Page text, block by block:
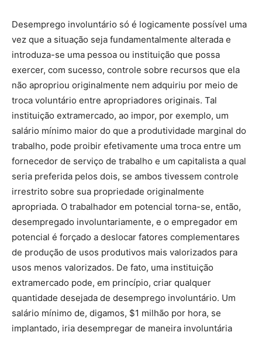
Desemprego involuntário só é logicamente possível uma
vez que a situação seja fundamentalmente alterada e
introduza-se uma pessoa ou instituição que possa
exercer, com sucesso, controle sobre recursos que ela
não apropriou originalmente nem adquiriu por meio de
troca voluntário entre apropriadores originais. Tal
instituição extramercado, ao impor, por exemplo, um
salário mínimo maior do que a produtividade marginal do
trabalho, pode proibir efetivamente uma troca entre um
fornecedor de serviço de trabalho e um capitalista a qual
seria preferida pelos dois, se ambos tivessem controle
irrestrito sobre sua propriedade originalmente
apropriada. O trabalhador em potencial torna-se, então,
desempregado involuntariamente, e o empregador em
potencial é forçado a deslocar fatores complementares
de produção de usos produtivos mais valorizados para
usos menos valorizados. De fato, uma instituição
extramercado pode, em princípio, criar qualquer
quantidade desejada de desemprego involuntário. Um
salário mínimo de, digamos, $1 milhão por hora, se
implantado, iria desempregar de maneira involuntária